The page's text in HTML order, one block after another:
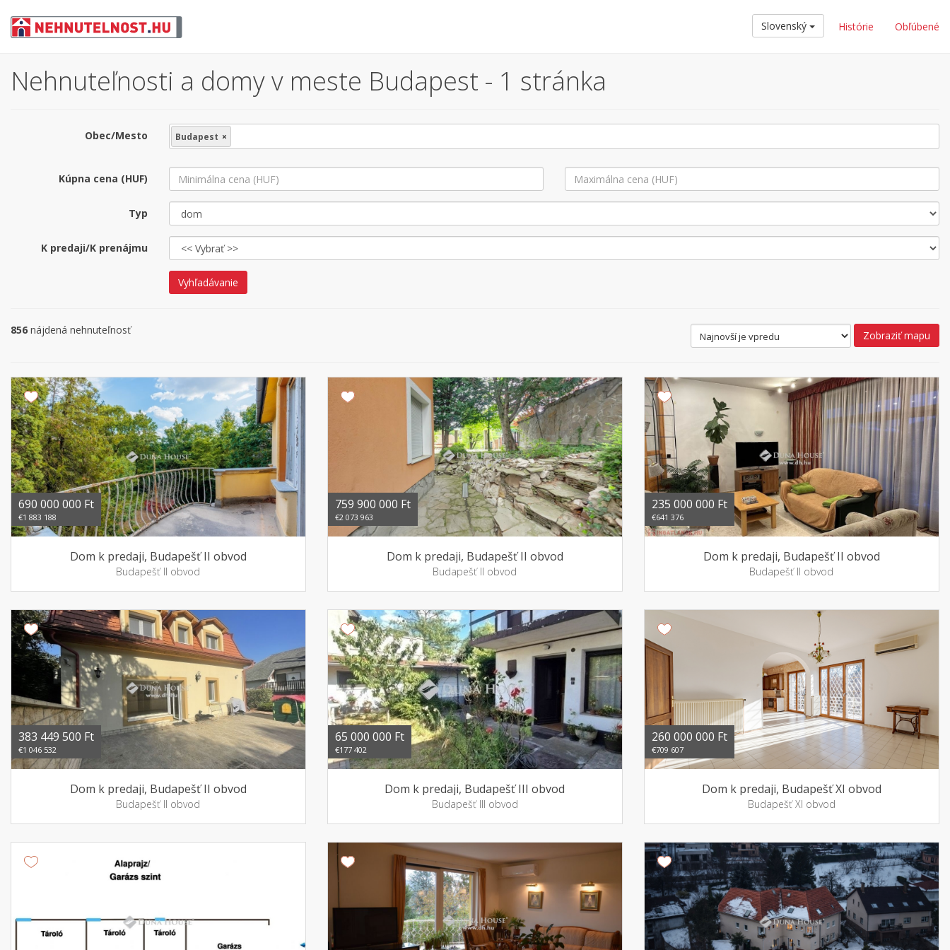
Slovenský Histórie Obľúbené
Nehnuteľnosti a domy v meste Budapest - 1 stránka
Obec/Mesto Budapest ×
Kúpna cena (HUF)
Typ
K predaji/K prenájmu
Vyhľadávanie
856 nájdená nehnuteľnosť Zobraziť mapu
690 000 000 Ft
€1 883 188
Dom k predaji, Budapešť II obvod
Budapešť II obvod
759 900 000 Ft
€2 073 963
Dom k predaji, Budapešť II obvod
Budapešť II obvod
235 000 000 Ft
€641 376
Dom k predaji, Budapešť II obvod
Budapešť II obvod
383 449 500 Ft
€1 046 532
Dom k predaji, Budapešť II obvod
Budapešť II obvod
65 000 000 Ft
€177 402
Dom k predaji, Budapešť III obvod
Budapešť III obvod
260 000 000 Ft
€709 607
Dom k predaji, Budapešť XI obvod
Budapešť XI obvod